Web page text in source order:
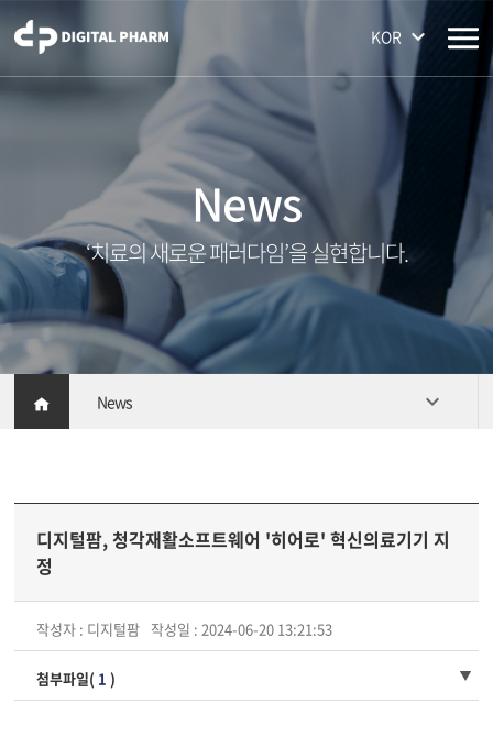
KOR
News
‘치료의 새로운 패러다임’을 실현합니다.
News
디지털팜, 청각재활소프트웨어 '히어로' 혁신의료기기 지
정
작성자 : 디지털팜 작성일 : 2024-06-20 13:21:53
첨부파일( 1 )